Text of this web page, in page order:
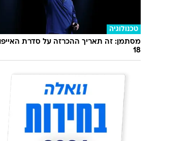
טכנולוגיה
מסתמן: זה תאריך ההכרזה על סדרת האייפון
18